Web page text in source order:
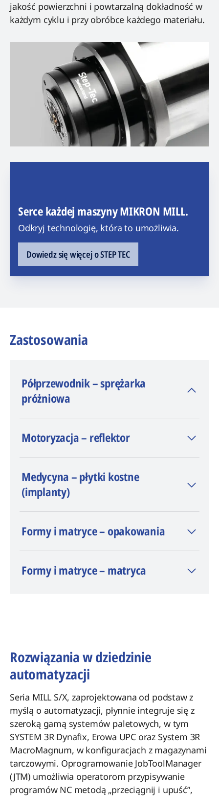
jakość powierzchni i powtarzalną dokładność w
każdym cyklu i przy obróbce każdego materiału.
Serce każdej maszyny MIKRON MILL.
Odkryj technologię, która to umożliwia.
Dowiedz się więcej o STEP TEC
Zastosowania
Półprzewodnik – sprężarka
próżniowa
Czas obróbki: < 19 h
Wykończenie powierzchni: Ra < 0,1
Dokładność: ± 0,1 mm
Motoryzacja – reflektor
Medycyna – płytki kostne
(implanty)
Formy i matryce – opakowania
Formy i matryce – matryca
Rozwiązania w dziedzinie
automatyzacji
Seria MILL S/X, zaprojektowana od podstaw z
myślą o automatyzacji, płynnie integruje się z
szeroką gamą systemów paletowych, w tym
SYSTEM 3R Dynafix, Erowa UPC oraz System 3R
MacroMagnum, w konfiguracjach z magazynami
tarczowymi. Oprogramowanie JobToolManager
(JTM) umożliwia operatorom przypisywanie
programów NC metodą „przeciągnij i upuść”,